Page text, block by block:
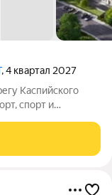
, 4 квартал 2027
спорт и